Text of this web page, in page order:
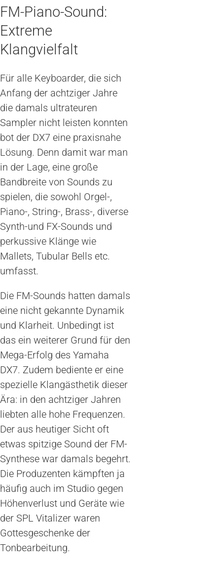
FM-Piano-Sound:
Extreme
Klangvielfalt
Für alle Keyboarder, die sich
Anfang der achtziger Jahre
die damals ultrateuren
Sampler nicht leisten konnten
bot der DX7 eine praxisnahe
Lösung. Denn damit war man
in der Lage, eine große
Bandbreite von Sounds zu
spielen, die sowohl Orgel-,
Piano-, String-, Brass-, diverse
Synth-und FX-Sounds und
perkussive Klänge wie
Mallets, Tubular Bells etc.
umfasst.
Die FM-Sounds hatten damals
eine nicht gekannte Dynamik
und Klarheit. Unbedingt ist
das ein weiterer Grund für den
Mega-Erfolg des Yamaha
DX7. Zudem bediente er eine
spezielle Klangästhetik dieser
Ära: in den achtziger Jahren
liebten alle hohe Frequenzen.
Der aus heutiger Sicht oft
etwas spitzige Sound der FM-
Synthese war damals begehrt.
Die Produzenten kämpften ja
häufig auch im Studio gegen
Höhenverlust und Geräte wie
der SPL Vitalizer waren
Gottesgeschenke der
Tonbearbeitung.